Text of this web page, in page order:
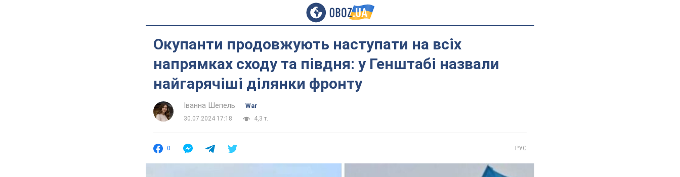
Окупанти продовжують наступати на всіх
напрямках сходу та півдня: у Генштабі назвали
найгарячіші ділянки фронту
Іванна Шепель
War
30.07.2024 17:18
4,3 т.
0 РУС